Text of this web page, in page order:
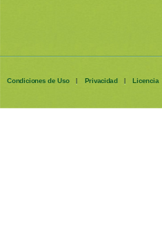
Condiciones de Uso | Privacidad | Licencia